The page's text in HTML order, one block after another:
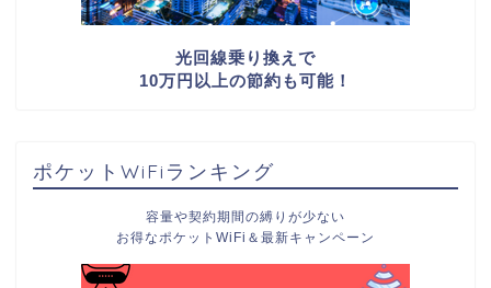
光回線乗り換えで
10万円以上の節約も可能！
ポケットWiFiランキング
容量や契約期間の縛りが少ない
お得なポケットWiFi＆最新キャンペーン